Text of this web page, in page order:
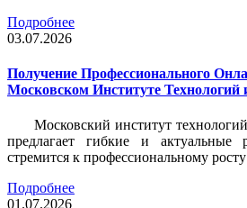
Подробнее
03.07.2026
Получение Профессионального
Московском Институте Технологий
Московский институт
предлагает гибкие и
стремится к профессиональному росту
Подробнее
01.07.2026